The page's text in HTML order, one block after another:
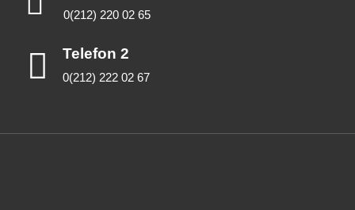
0(212) 220 02 65
Telefon 2
0(212) 222 02 67